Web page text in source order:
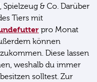
Spielzeug & Co. Darüber
Tiers mit
pro Monat
können
Diese lassen
weshalb du immer
solltest. Zur